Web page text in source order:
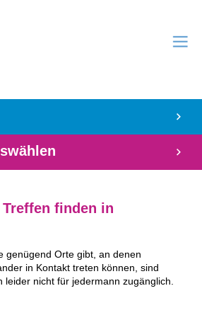
finden in
genügend Orte gibt, an denen
in Kontakt treten können, sind
leider nicht für jedermann zugänglich.